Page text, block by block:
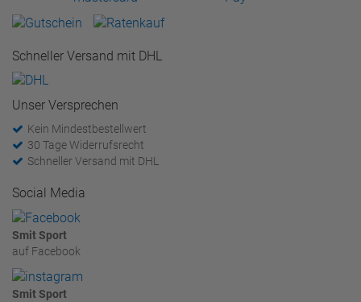
Schneller Versand mit DHL
Unser Versprechen
Kein Mindestbestellwert
30 Tage Widerrufsrecht
Schneller Versand mit DHL
Social Media
Smit Sport
auf Facebook
Smit Sport